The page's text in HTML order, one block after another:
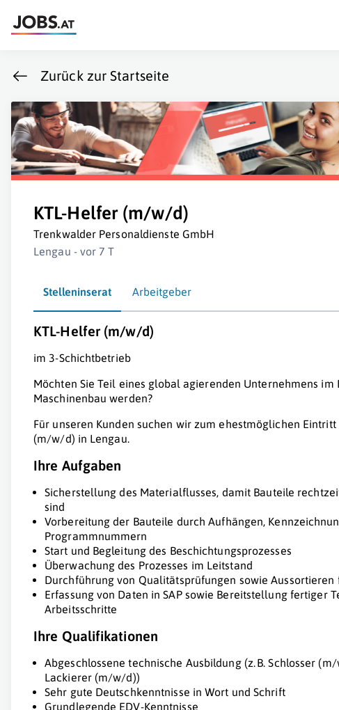
Zurück zur Startseite
KTL-Helfer (m/w/d)
Trenkwalder Personaldienste GmbH
Lengau - vor 7 T
Stelleninserat Arbeitgeber
KTL-Helfer (m/w/d)
im 3-Schichtbetrieb
Möchten Sie Teil eines global agierenden Unternehmens im
Maschinenbau werden?
Für unseren Kunden suchen wir zum ehestmöglichen
(m/w/d) in Lengau.
Ihre Aufgaben
Sicherstellung des Materialflusses, damit Bauteile
sind
Vorbereitung der Bauteile durch Aufhängen,
Programmnummern
Start und Begleitung des Beschichtungsprozesses
Überwachung des Prozesses im Leitstand
Durchführung von Qualitätsprüfungen sowie Aussortieren
Erfassung von Daten in SAP sowie Bereitstellung fertiger
Arbeitsschritte
Ihre Qualifikationen
Abgeschlossene technische Ausbildung (z. B. Schlosser
Lackierer (m/w/d))
Sehr gute Deutschkenntnisse in Wort und Schrift
Grundlegende EDV-Kenntnisse